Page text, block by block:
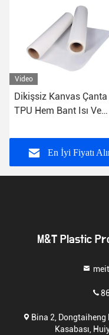
Video
Dikişsiz Kanvas
TPU Hem Bant Isı Ve
Yapışkan Filmler
En İyi Fiyatı
M&T Plastic
Bina 2, Dongtaiheng
Kasabası,